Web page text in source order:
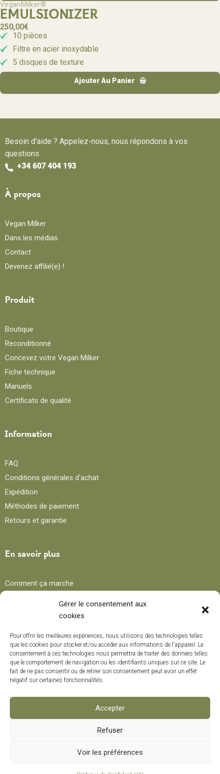
Gérer le consentement aux
cookies
Pour offrir les meilleures expériences, nous utilisons des technologies telles
que les cookies pour stocker et/ou accéder aux informations de l'appareil. Le
consentement à ces technologies nous permettra de traiter des données telles
que le comportement de navigation ou les identifiants uniques sur ce site. Le
fait de ne pas consentir ou de retirer son consentement peut avoir un effet
négatif sur certaines fonctionnalités.
Accepter
Refuser
Voir les préférences
VeganMilker®
EMULSIONIZER
250,00€
10 pièces
Filtre en acier inoxydable
5 disques de texture
Ajouter Au Panier
Besoin d'aide ? Appelez-nous, nous répondons à vos
questions
+34 607 404 193
À propos
Vegan Milker
Dans les médias
Contact
Devenez affilié(e) !
Produit
Boutique
Reconditionné
Concevez votre Vegan Milker
Fiche technique
Manuels
Certificats de qualité
Information
FAQ
Conditions générales d'achat
Expédition
Méthodes de paiement
Retours et garantie
En savoir plus
Comment ça marche
Blog
Recettes
Trucs et conseils